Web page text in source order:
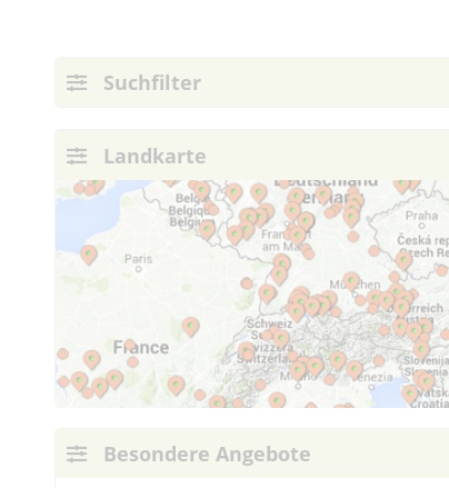
Suchfilter
Landkarte
Besondere Angebote